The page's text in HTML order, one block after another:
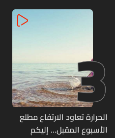
منذ آذار
3
الحرارة تعاود الارتفاع مطلع
الأسبوع المقبل... إليكم